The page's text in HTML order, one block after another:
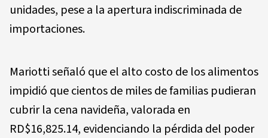
unidades, pese a la apertura indiscriminada de
importaciones.
Mariotti señaló que el alto costo de los alimentos
impidió que cientos de miles de familias pudieran
cubrir la cena navideña, valorada en
RD$16,825.14, evidenciando la pérdida del poder